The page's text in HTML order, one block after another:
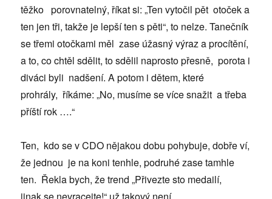
těžko porovnatelný, říkat si: „Ten vytočil pět otoček a
ten jen tři, takže je lepší ten s pěti“, to nelze. Tanečník
se třemi otočkami měl zase úžasný výraz a procítění,
a to, co chtěl sdělit, to sdělil naprosto přesně, porota i
diváci byli nadšení. A potom i dětem, které
prohrály, říkáme: „No, musíme se více snažit a třeba
příští rok ….“
Ten, kdo se v CDO nějakou dobu pohybuje, dobře ví,
že jednou je na koni tenhle, podruhé zase tamhle
ten. Řekla bych, že trend „Přivezte sto medailí,
jinak se nevracejte!“ už takový není.